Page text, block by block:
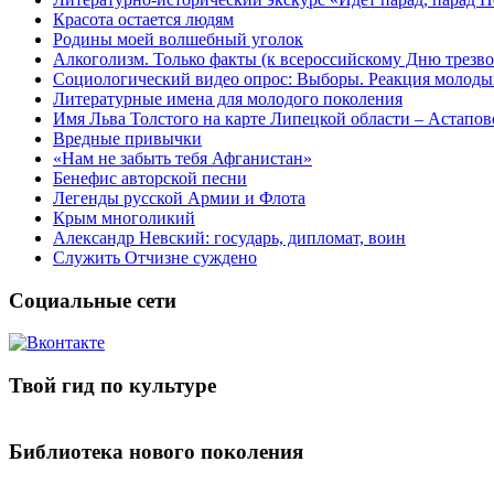
Красота остается людям
Родины моей волшебный уголок
Алкоголизм. Только факты (к всероссийскому Дню
Социологический видео опрос: Выборы. Реакция
Литературные имена для молодого поколения
Имя Льва Толстого на карте Липецкой области –
Вредные привычки
«Нам не забыть тебя Афганистан»
Бенефис авторской песни
Легенды русской Армии и Флота
Крым многоликий
Александр Невский: государь, дипломат, воин
Служить Отчизне суждено
Социальные сети
Твой гид по культуре
Библиотека нового поколения